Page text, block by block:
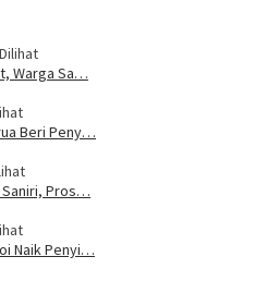
Warga Sa…
Beri Peny…
Saniri, Pros…
Naik Penyi…